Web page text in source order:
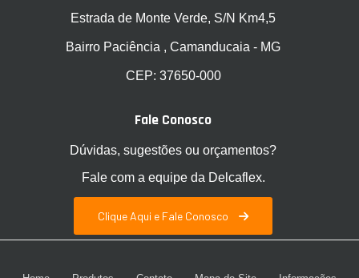
Estrada de Monte Verde, S/N Km4,5
Bairro Paciência , Camanducaia - MG
CEP: 37650-000
Fale Conosco
Dúvidas, sugestões ou orçamentos?
Fale com a equipe da Delcaflex.
Clique Aqui e Fale Conosco